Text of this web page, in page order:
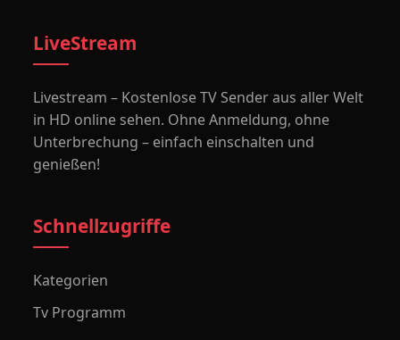
LiveStream
Livestream – Kostenlose TV Sender aus aller Welt
in HD online sehen. Ohne Anmeldung, ohne
Unterbrechung – einfach einschalten und
genießen!
Schnellzugriffe
Kategorien
Tv Programm